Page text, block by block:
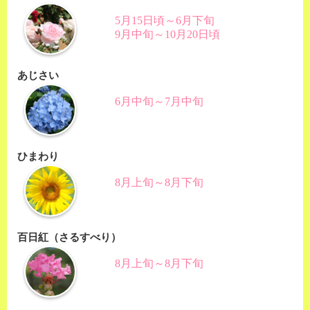
5月15日頃～6月下旬
9月中旬～10月20日頃
あじさい
6月中旬～7月中旬
ひまわり
8月上旬～8月下旬
百日紅（さるすべり）
8月上旬～8月下旬